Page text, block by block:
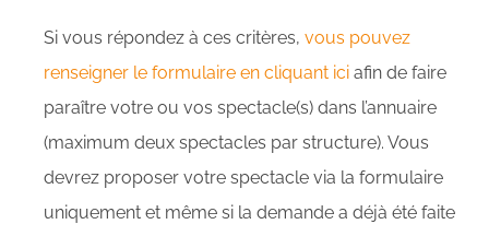
Si vous répondez à ces critères, vous pouvez
renseigner le formulaire en cliquant ici afin de faire
paraître votre ou vos spectacle(s) dans l’annuaire
(maximum deux spectacles par structure). Vous
devrez proposer votre spectacle via la formulaire
uniquement et même si la demande a déjà été faite